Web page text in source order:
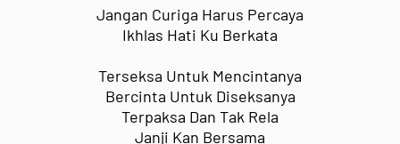
Jangan Curiga Harus Percaya
Ikhlas Hati Ku Berkata
Terseksa Untuk Mencintanya
Bercinta Untuk Diseksanya
Terpaksa Dan Tak Rela
Janji Kan Bersama